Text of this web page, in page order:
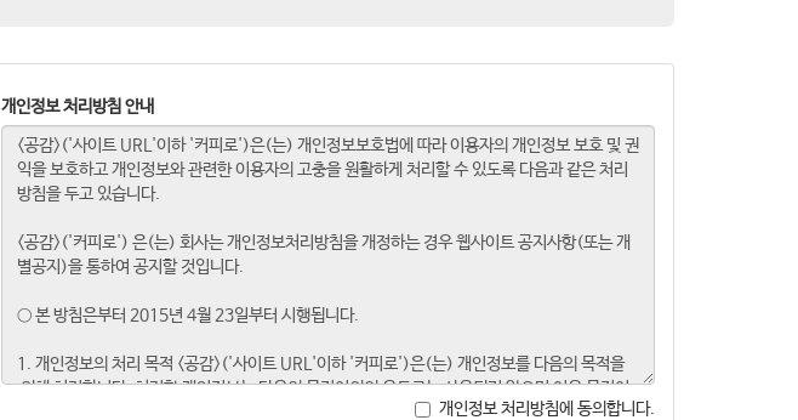
개인정보 처리방침 안내
개인정보 처리방침에 동의합니다.